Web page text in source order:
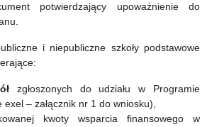
potwierdzający upoważnienie do
i niepubliczne szkoły podstawowe
zgłoszonych do udziału w Programie
– załącznik nr 1 do wniosku),
kwoty wsparcia finansowego w